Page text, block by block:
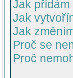
Jak
Jak
Jak
Proč se
Proč